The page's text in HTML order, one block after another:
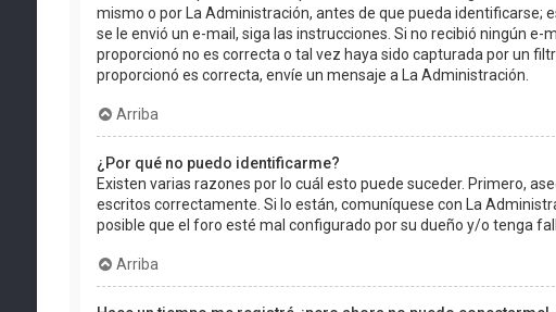
mismo o por La Administración, antes de que pueda identificarse;
se le envió un e-mail, siga las instrucciones. Si no recibió ningún
proporcionó no es correcta o tal vez haya sido capturada por un
proporcionó es correcta, envíe un mensaje a La Administración.
Arriba
¿Por qué no puedo identificarme?
Existen varias razones por lo cuál esto puede suceder. Primero,
escritos correctamente. Si lo están, comuníquese con La
posible que el foro esté mal configurado por su dueño y/o tenga
Arriba